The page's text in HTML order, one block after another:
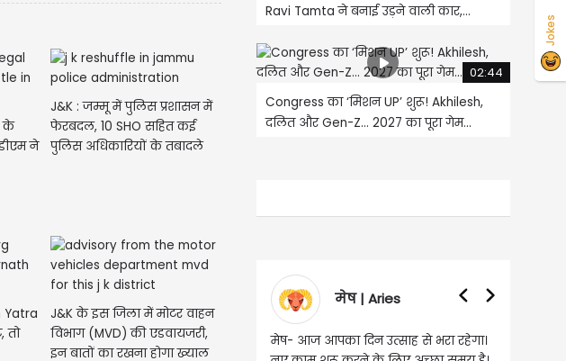
के
ने
J&K : जम्मू में पुलिस प्रशासन में
फेरबदल, 10 SHO सहित कई
पुलिस अधिकारियों के तबादले
Yatra
तो
J&K के इस जिला में मोटर वाहन
विभाग (MVD) की एडवायजरी,
इन बातों का रखना होगा ख्याल
Ravi Tamta ने बनाई उड़ने वाली कार,...
02:44
Congress का ‘मिशन UP’ शुरू! Akhilesh,
दलित और Gen-Z… 2027 का पूरा गेम...
मेष- आज आपका दिन उत्साह से भरा रहेगा।
वृषभ | Taurus
वृष- आज का दिन इस राशि के जातकों
Jokes